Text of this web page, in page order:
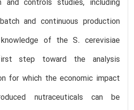
and controls studies, including
and continuous production
of the S. cerevisiae
step toward the analysis
for which the economic impact
nutraceuticals can be